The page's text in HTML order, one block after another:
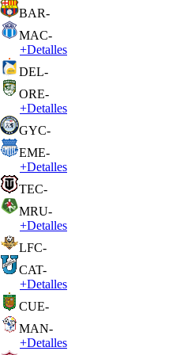
BAR-
MAC-
+Detalles
DEL-
ORE-
+Detalles
GYC-
EME-
+Detalles
TEC-
MRU-
+Detalles
LFC-
CAT-
+Detalles
CUE-
MAN-
+Detalles